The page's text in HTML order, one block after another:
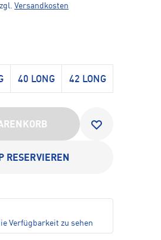
Versandkosten
40 LONG 42 LONG
RESERVIEREN
Verfügbarkeit zu sehen